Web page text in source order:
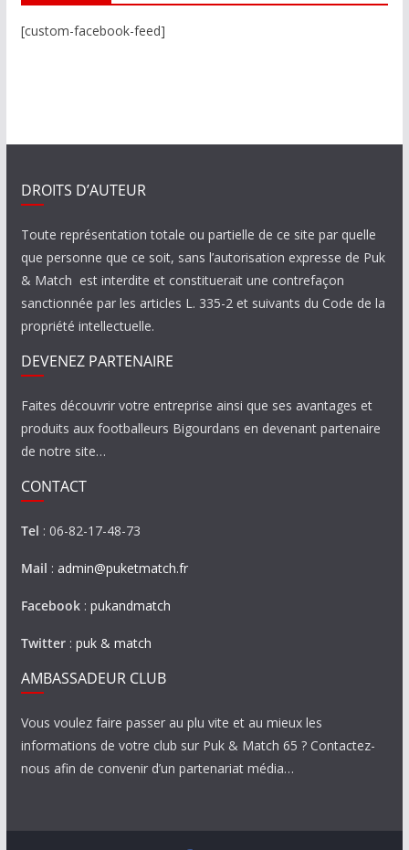
[custom-facebook-feed]
DROITS D’AUTEUR
Toute représentation totale ou partielle de ce site par quelle
que personne que ce soit, sans l’autorisation expresse de Puk
& Match est interdite et constituerait une contrefaçon
sanctionnée par les articles L. 335-2 et suivants du Code de la
propriété intellectuelle.
DEVENEZ PARTENAIRE
Faites découvrir votre entreprise ainsi que ses avantages et
produits aux footballeurs Bigourdans en devenant partenaire
de notre site…
CONTACT
Tel : 06-82-17-48-73
Mail : admin@puketmatch.fr
Facebook: pukandmatch
Twitter: puk & match
AMBASSADEUR CLUB
Vous voulez faire passer au plu vite et au mieux les
informations de votre club sur Puk & Match 65 ? Contactez-
nous afin de convenir d’un partenariat média…